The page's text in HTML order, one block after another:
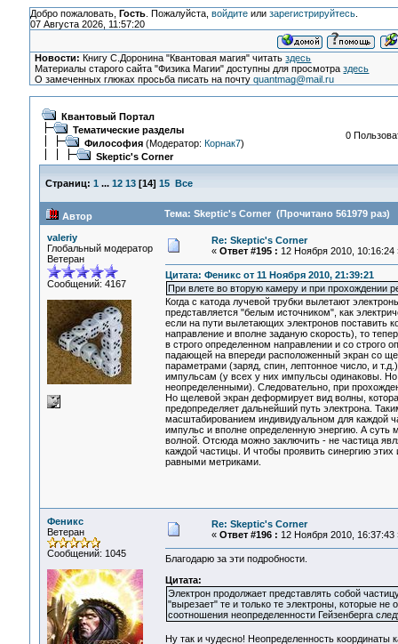
Добро пожаловать, Гость. Пожалуйста, войдитеили зарегистрируйтесь.
07 Августа 2026, 11:57:20
Новости: Книгу С.Доронина "Квантовая магия" читатьздесь
Материалы старого сайта "Физика Магии" доступны для просмотраздесь
О замеченных глюках просьба писать на почтуquantmag@mail.ru
Квантовый Портал
Тематические разделы
Философия(Модератор: Корнак7)
Skeptic's Corner
0
Страниц: 1 ... 12 13[14] 15 Все
Автор Тема: Skeptic's Corner (Прочитано 561979 раз)
valeriy
Глобальный модератор
Ветеран
Сообщений: 4167
Re: Skeptic's Corner
« Ответ #195 : 12 Ноября 2010, 10:16:24
Цитата: Феникс от 11 Ноября 2010, 21:39:21
При влете во вторую камеру и при прохождении
Когда с катода лучевой трубки вылетают
представляется "белым источником", как
если на пути вылетающих электронов поставить
направление и вполне заданую скорость), то
в строго определенном направлении и со строго
падающей на впереди расположенный экран со
параметрами (заряд, спин, лептонное число, и
импульсам (у всех у них импульсы одинаковы. Но
неопределенными). Следовательно, при
Но щелевой экран деформирует вид волны,
предопределяет дальнейший путь электрона.
масштабированием индивидуальном для каждой
импульс и вполне определенную энергию. А суть
волной. Отсюда можно заключить - не частица
каждой частицы. И чтобы проявить синергию
равными метриками.
Феникс
Ветеран
Сообщений: 1045
Re: Skeptic's Corner
« Ответ #196 : 12 Ноября 2010, 16:37:43
Благодарю за эти подробности.
Цитата:
Электрон продолжает представлять собой
"вырезает" те и только те электроны, которые
соотношения неопределенности Гейзенберга
Ну так и чудесно! Неопределенность координаты